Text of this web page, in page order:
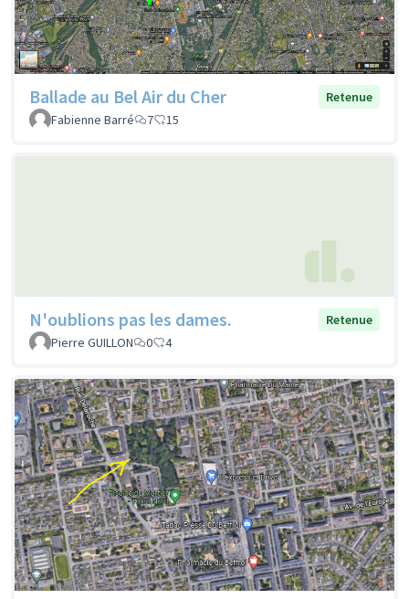
Ballade au Bel Air du Cher
Retenue
Fabienne Barré
7 15
N'oublions pas les dames.
Retenue
Pierre GUILLON
0 4